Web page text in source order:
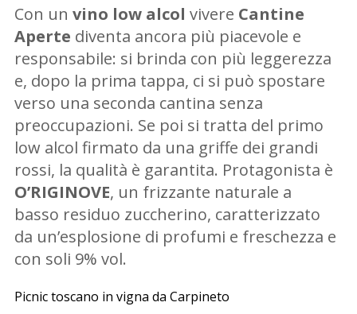
Con un vino low alcol vivere Cantine
Aperte diventa ancora più piacevole e
responsabile: si brinda con più leggerezza
e, dopo la prima tappa, ci si può spostare
verso una seconda cantina senza
preoccupazioni. Se poi si tratta del primo
low alcol firmato da una griffe dei grandi
rossi, la qualità è garantita. Protagonista è
O’RIGINOVE, un frizzante naturale a
basso residuo zuccherino, caratterizzato
da un’esplosione di profumi e freschezza e
con soli 9% vol.
Picnic toscano in vigna da Carpineto